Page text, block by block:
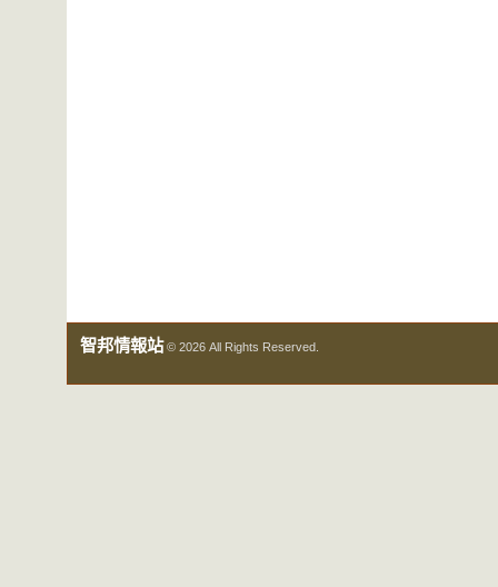
智邦情報站© 2026 All Rights Reserved.